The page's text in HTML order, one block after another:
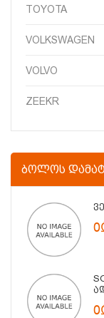
TOYOTA
VOLKSWAGEN
VOLVO
ZEEKR
ᲑᲝᲚᲝᲡ